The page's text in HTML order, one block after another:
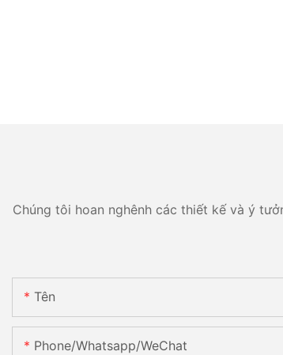
Chúng tôi hoan nghênh các thiết kế và ý
Tên
Phone/Whatsapp/WeChat